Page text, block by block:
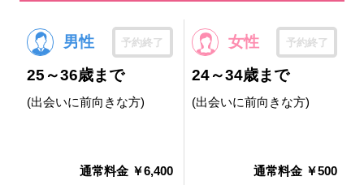
男性 予約終了
25～36歳まで
(出会いに前向きな方)
通常料金 ￥6,400
女性 予約終了
24～34歳まで
(出会いに前向きな方)
通常料金 ￥500